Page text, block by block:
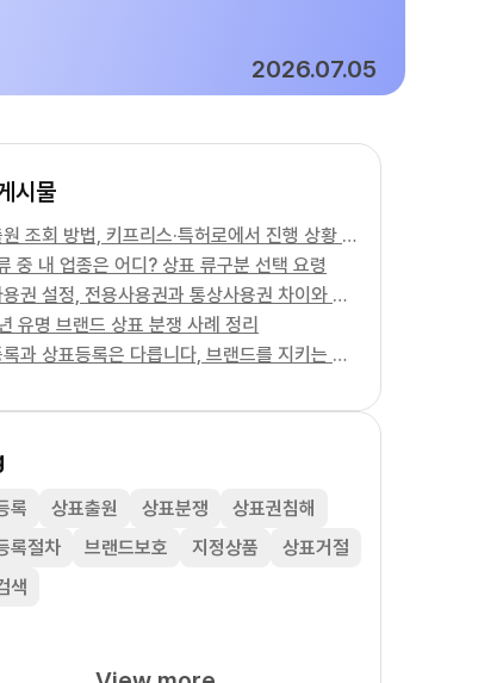
2026.07.05
시물
상표 출원 조회 방법, 키프리스·특허로에서 진행 상황 확인하기
중 내 업종은 어디? 상표 류구분 선택 요령
상표 사용권 설정, 전용사용권과 통상사용권 차이와 계약 주의사항
유명 브랜드 상표 분쟁 사례 정리
상호 등록과 상표등록은 다릅니다, 브랜드를 지키는 건 어느 쪽일까
록 상표출원 상표분쟁
상표권침해
록절차
브랜드보호 지정상품
상표거절
색